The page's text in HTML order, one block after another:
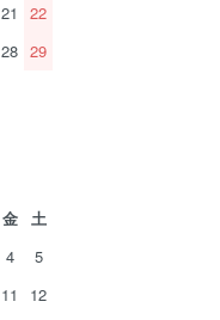
21
22
28 29
金
土
4
5
11
12